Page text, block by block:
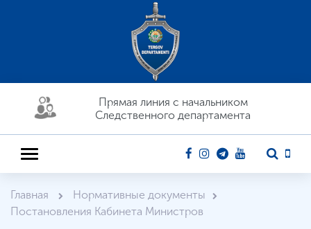
Прямая линия c начальником
Следственного департамента
Главная
Нормативные документы
Постановления Кабинета Министров